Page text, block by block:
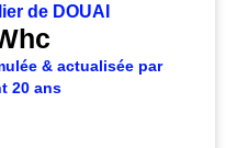
de DOUAI
& actualisée par
20 ans